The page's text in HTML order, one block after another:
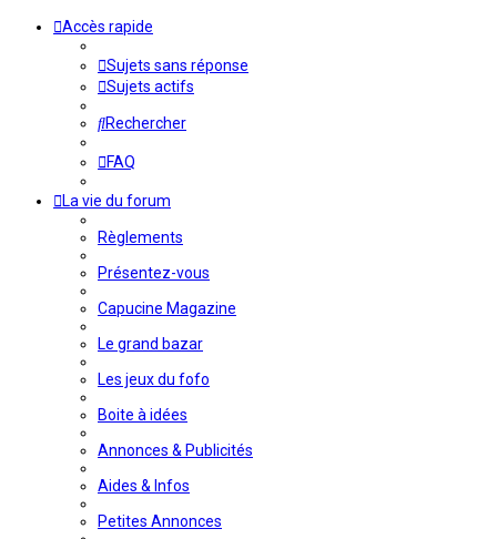
Accès rapide
Sujets sans réponse
Sujets actifs
Rechercher
FAQ
La vie du forum
Règlements
Présentez-vous
Capucine Magazine
Le grand bazar
Les jeux du fofo
Boite à idées
Annonces & Publicités
Aides & Infos
Petites Annonces